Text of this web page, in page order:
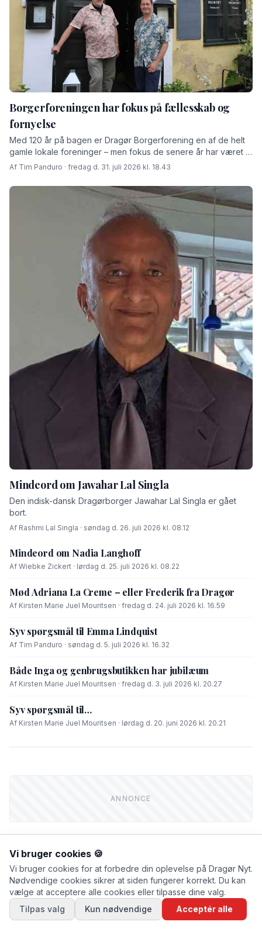
Borgerforeningen har fokus på fællesskab og
fornyelse
Med 120 år på bagen er Dragør Borgerforening en af de helt
gamle lokale foreninger – men fokus de senere år har været at
skabe rammer for fremtiden fortæller den afgåede formand
Af Tim Panduro · fredag d. 31. juli 2026 kl. 18.43
Mindeord om Jawahar Lal Singla
Den indisk-dansk Dragørborger Jawahar Lal Singla er gået
bort.
Af Rashmi Lal Singla · søndag d. 26. juli 2026 kl. 08.12
Mindeord om Nadia Langhoff
Af Wiebke Zickert · lørdag d. 25. juli 2026 kl. 08.22
Mød Adriana La Creme – eller Frederik fra Dragør
Af Kirsten Marie Juel Mouritsen · fredag d. 24. juli 2026 kl. 16.59
Syv spørgsmål til Emma Lindquist
Af Tim Panduro · søndag d. 5. juli 2026 kl. 16.32
Både Inga og genbrugsbutikken har jubilæum
Af Kirsten Marie Juel Mouritsen · fredag d. 3. juli 2026 kl. 20.27
Syv spørgsmål til…
Af Kirsten Marie Juel Mouritsen · lørdag d. 20. juni 2026 kl. 20.21
FIK DU LÆST?
NYHEDER
Træer må lade livet
Vi bruger cookies 🍪
Vi bruger cookies for at forbedre din oplevelse på Dragør Nyt.
Nødvendige cookies sikrer at siden fungerer korrekt. Du kan
vælge at acceptere alle cookies eller tilpasse dine valg.
Tilpas valg
Kun nødvendige Acceptér alle